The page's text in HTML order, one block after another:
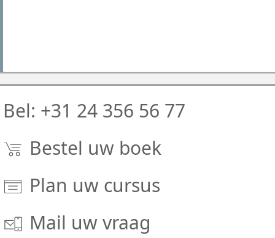
Bel: +31 24 356 56 77
Bestel uw boek
Plan uw cursus
Mail uw vraag